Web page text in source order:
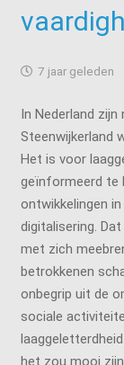
7 jaar geleden
In Nederland
Steenwijkerland
Het is voor
geïnformeerd te
ontwikkelingen
digitalisering.
met zich
betrokkenen
onbegrip uit de
sociale
het zou mooi